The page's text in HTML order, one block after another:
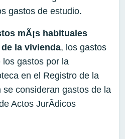
gastos de estudio.
mÃ¡s habituales
la vivienda, los gastos
gastos por la
en el Registro de la
consideran gastos de la
Actos JurÃ­dicos